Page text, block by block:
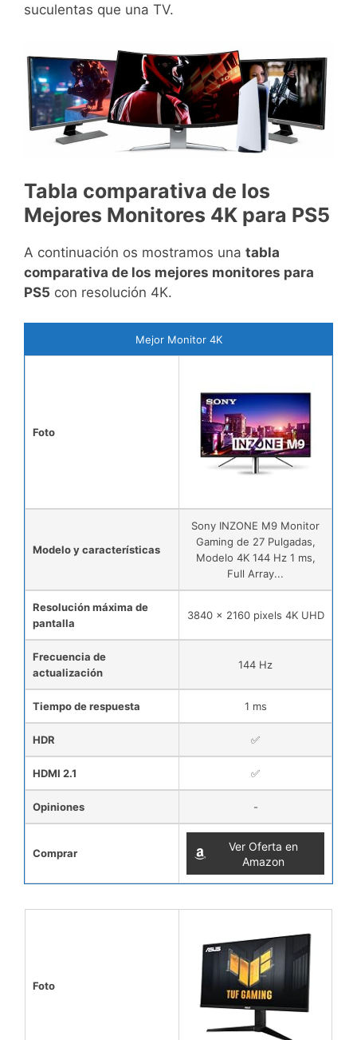
suculentas que una TV.
Tabla comparativa de los
Mejores Monitores 4K para PS5
A continuación os mostramos una tabla
comparativa de los mejores monitores para
PS5 con resolución 4K.
Mejor Monitor 4K
Foto
Modelo y características
Sony INZONE M9 Monitor
Gaming de 27 Pulgadas,
Modelo 4K 144 Hz 1 ms,
Full Array...
Resolución máxima de
pantalla
3840 x 2160 pixels 4K UHD
Frecuencia de
actualización
144 Hz
Tiempo de respuesta 1 ms
HDR ✅
HDMI 2.1 ✅
Opiniones -
Comprar
Ver Oferta en
Amazon
Foto